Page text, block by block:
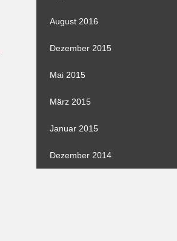
August 2016
Dezember 2015
Mai 2015
März 2015
Januar 2015
Dezember 2014